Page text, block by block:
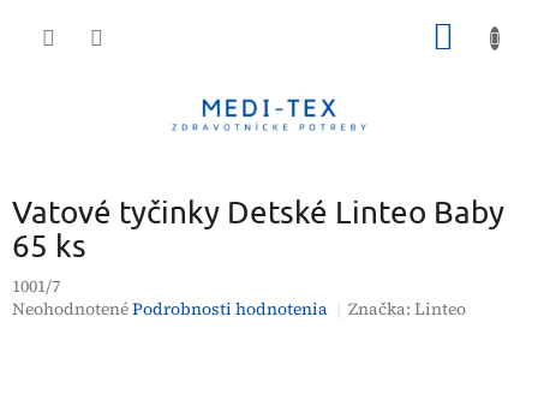
Vatové tyčinky Detské Linteo Baby
65 ks
1001/7
Priemerné
NeohodnotenéPodrobnosti hodnotenia Značka:Linteo